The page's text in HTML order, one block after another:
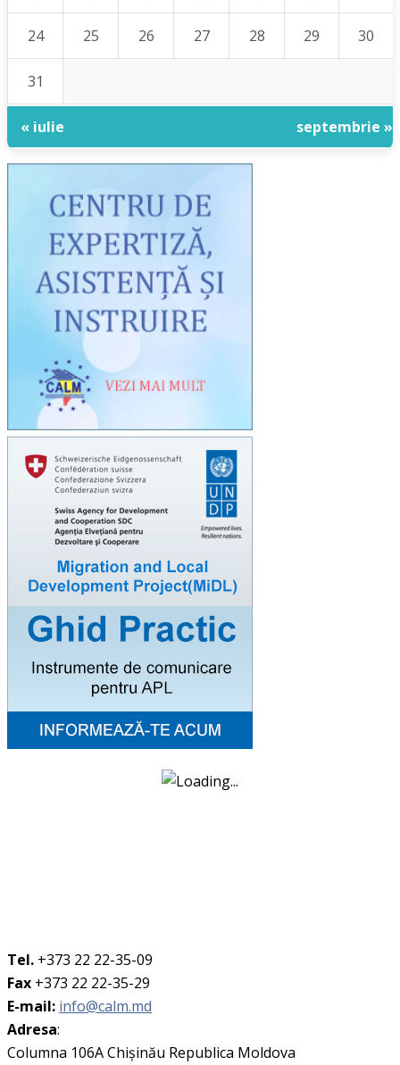
24 25 26 27 28 29 30
31
« iulie septembrie »
Tel. +373 22 22-35-09
Fax +373 22 22-35-29
E-mail: info@calm.md
Adresa:
Columna 106A Chişinău Republica Moldova